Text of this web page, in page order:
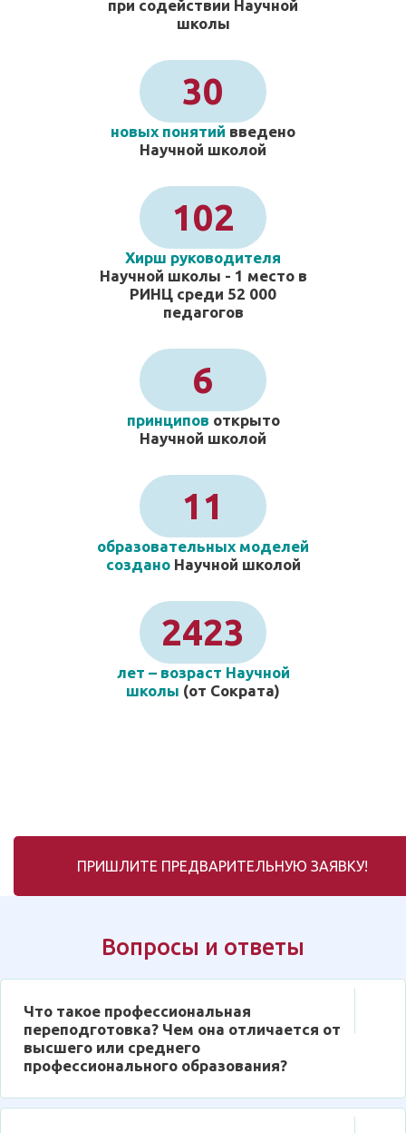
при содействии Научной
школы
30
новых понятий введено
Научной школой
102
Хирш руководителя
Научной школы - 1 место в
РИНЦ среди 52 000
педагогов
6
принципов открыто
Научной школой
11
образовательных моделей
создано Научной школой
2423
лет – возраст Научной
школы (от Сократа)
ПРИШЛИТЕ ПРЕДВАРИТЕЛЬНУЮ ЗАЯВКУ!
Вопросы и ответы
Что такое профессиональная
переподготовка? Чем она отличается от
высшего или среднего
профессионального образования?